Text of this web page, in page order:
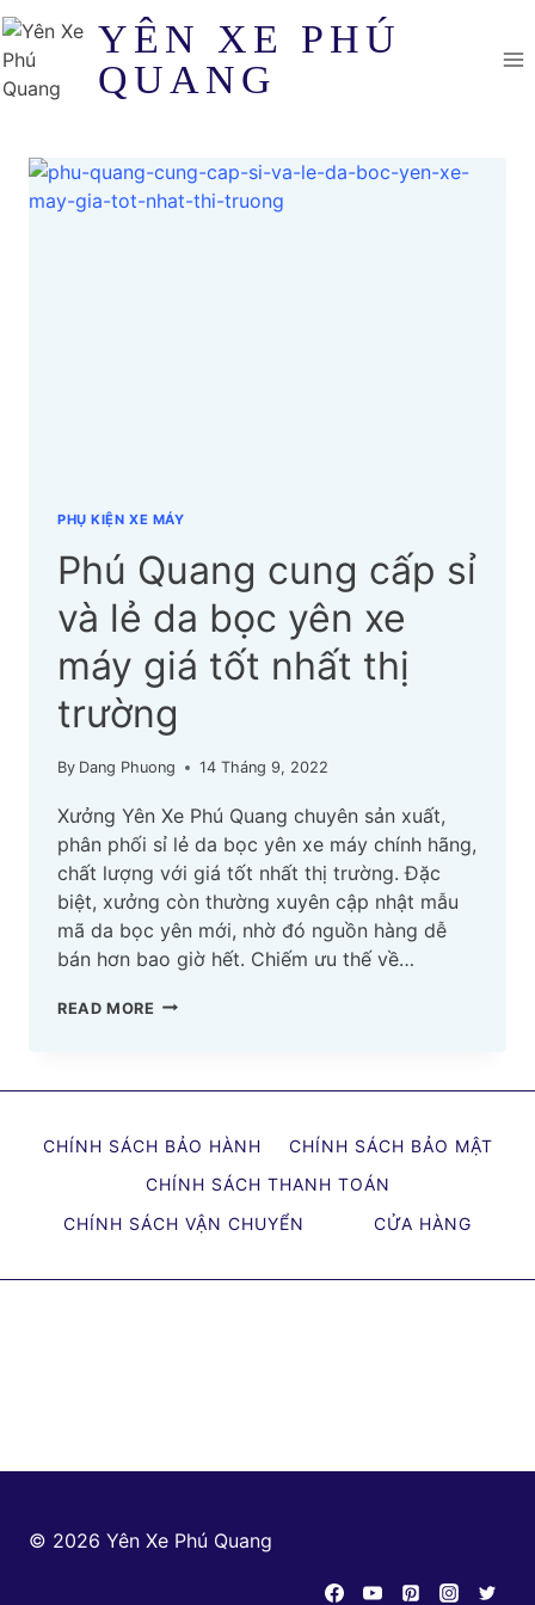
Skip
to
content
YÊN XE PHÚ
QUANG
PHỤ KIỆN XE MÁY
Phú Quang cung cấp sỉ
và lẻ da bọc yên xe
máy giá tốt nhất thị
trường
By Dang Phuong 14 Tháng 9, 2022
Xưởng Yên Xe Phú Quang chuyên sản xuất,
phân phối sỉ lẻ da bọc yên xe máy chính hãng,
chất lượng với giá tốt nhất thị trường. Đặc
biệt, xưởng còn thường xuyên cập nhật mẫu
mã da bọc yên mới, nhờ đó nguồn hàng dễ
bán hơn bao giờ hết. Chiếm ưu thế về…
READ MORE PHÚ
CẤP
VÀ
LẺ
BỌC
CHÍNH SÁCH BẢO HÀNH
CHÍNH SÁCH BẢO MẬT
CHÍNH SÁCH THANH TOÁN
CHÍNH SÁCH VẬN CHUYỂN
CỬA HÀNG
© 2026 Yên Xe Phú Quang